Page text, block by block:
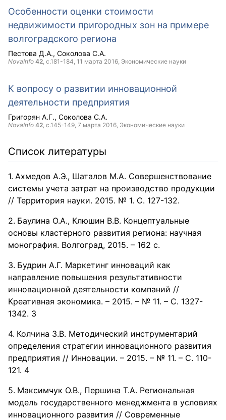
Особенности оценки стоимости
недвижимости пригородных зон на примере
волгоградского региона
Пестова Д.А. Соколова С.А.
NovaInfo 42 , с.181-184, 11 марта 2016 , Экономические науки
К вопросу о развитии инновационной
деятельности предприятия
Григорян А.Г. Соколова С.А.
NovaInfo 42 , с.145-149, 7 марта 2016 , Экономические науки
Список литературы
Ахмедов А.Э., Шаталов М.А. Совершенствование
системы учета затрат на производство продукции
// Территория науки. 2015. № 1. С. 127-132.
Баулина О.А., Клюшин В.В. Концептуальные
основы кластерного развития региона: научная
монография. Волгоград, 2015. – 162 с.
Будрин А.Г. Маркетинг инноваций как
направление повышения результативности
инновационной деятельности компаний //
Креативная экономика. – 2015. – № 11. – С. 1327-
1342. 3
Колчина З.В. Методический инструментарий
определения стратегии инновационного развития
предприятия // Инновации. – 2015. – № 11. – С. 110-
121. 4
Максимчук О.В., Першина Т.А. Региональная
модель государственного менеджмента в условиях
инновационного развития // Современные